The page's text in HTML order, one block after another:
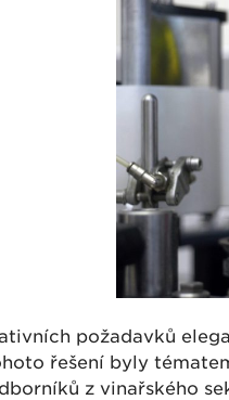
požadavků
řešení byly
z vinařského